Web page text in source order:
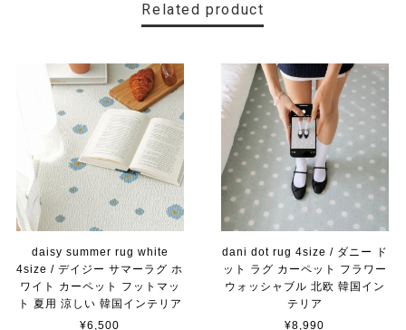
Related product
daisy summer rug white
4size / デイジー サマーラグ ホ
ワイト カーペット フットマッ
ト 夏用 涼しい 韓国インテリア
¥6,500
dani dot rug 4size / ダニー ド
ット ラグ カーペット フラワー
ウォッシャブル 北欧 韓国イン
テリア
¥8,990